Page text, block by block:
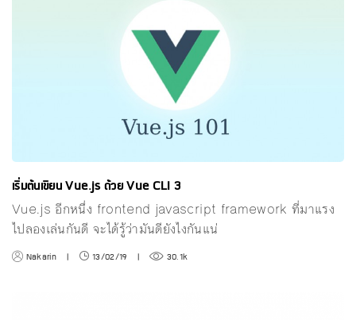
เริ่มต้นเขียน Vue.js ด้วย Vue CLI 3
Vue.js อีกหนึ่ง frontend javascript framework ที่มาแรง
ไปลองเล่นกันดี จะได้รู้ว่ามันดียังไงกันแน่
Nakarin | 13/02/19 | 30.1k